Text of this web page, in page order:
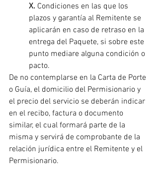
X. Condiciones en las que los
plazos y garantía al Remitente se
aplicarán en caso de retraso en la
entrega del Paquete, si sobre este
punto mediare alguna condición o
pacto.
De no contemplarse en la Carta de Porte
o Guía, el domicilio del Permisionario y
el precio del servicio se deberán indicar
en el recibo, factura o documento
similar, el cual formará parte de la
misma y servirá de comprobante de la
relación jurídica entre el Remitente y el
Permisionario.